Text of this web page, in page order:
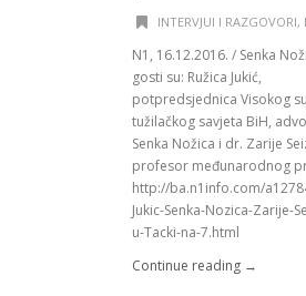
INTERVJUI I RAZGOVORI,
N1, 16.12.2016. / Senka
gosti su: Ružica Jukić,
potpredsjednica Visokog
tužilačkog savjeta BiH,
Senka Nožica i dr. Zarije
profesor međunarodnog
http://ba.n1info.com/
Jukic-Senka-Nozica-Zarije-
u-Tacki-na-7.html
Continue reading →